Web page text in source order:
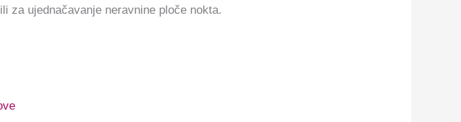
za ujednačavanje neravnine ploče nokta.